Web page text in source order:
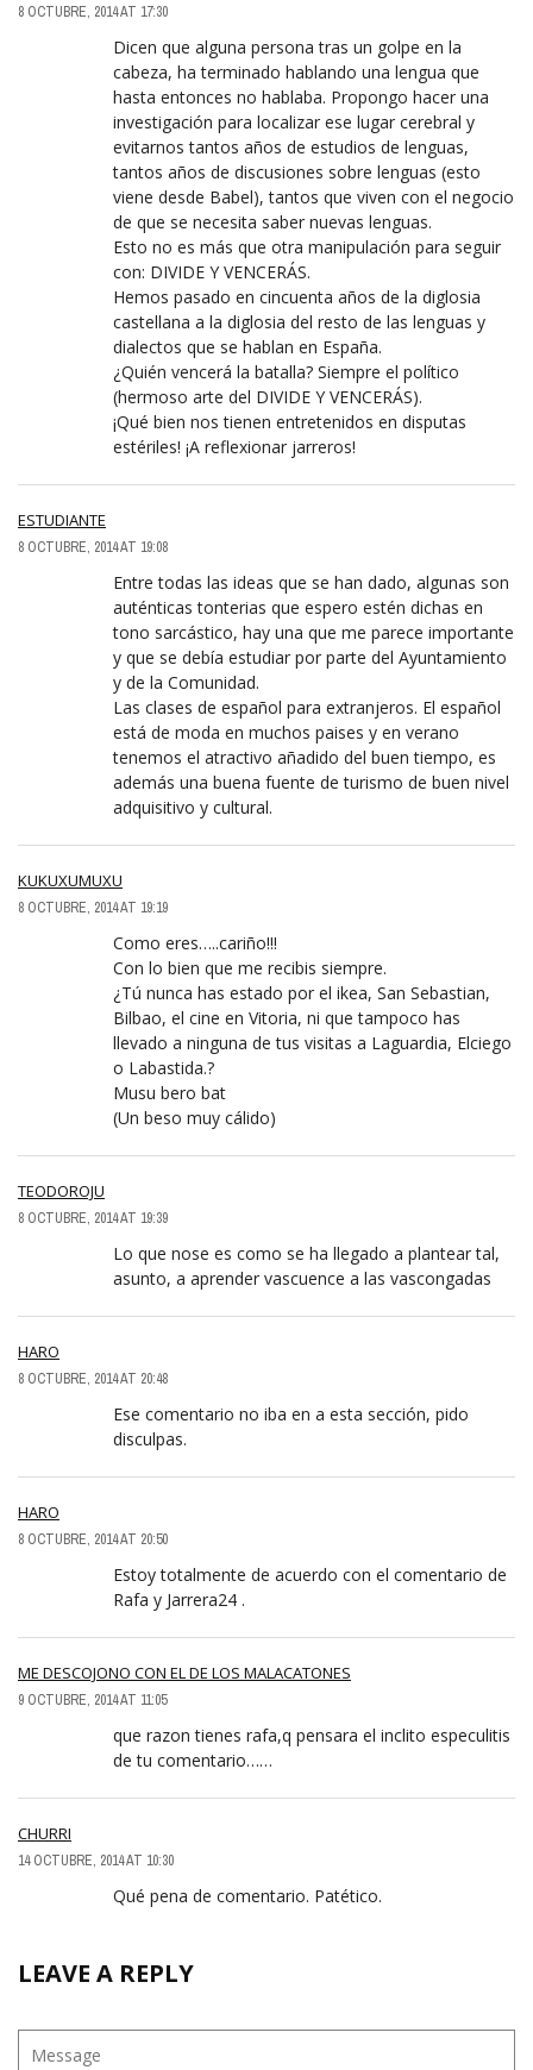
8 OCTUBRE, 2014 AT 17:30
Dicen que alguna persona tras un golpe en la
cabeza, ha terminado hablando una lengua que
hasta entonces no hablaba. Propongo hacer una
investigación para localizar ese lugar cerebral y
evitarnos tantos años de estudios de lenguas,
tantos años de discusiones sobre lenguas (esto
viene desde Babel), tantos que viven con el negocio
de que se necesita saber nuevas lenguas.
Esto no es más que otra manipulación para seguir
con: DIVIDE Y VENCERÁS.
Hemos pasado en cincuenta años de la diglosia
castellana a la diglosia del resto de las lenguas y
dialectos que se hablan en España.
¿Quién vencerá la batalla? Siempre el político
(hermoso arte del DIVIDE Y VENCERÁS).
¡Qué bien nos tienen entretenidos en disputas
estériles! ¡A reflexionar jarreros!
ESTUDIANTE
8 OCTUBRE, 2014 AT 19:08
Entre todas las ideas que se han dado, algunas son
auténticas tonterias que espero estén dichas en
tono sarcástico, hay una que me parece importante
y que se debía estudiar por parte del Ayuntamiento
y de la Comunidad.
Las clases de español para extranjeros. El español
está de moda en muchos paises y en verano
tenemos el atractivo añadido del buen tiempo, es
además una buena fuente de turismo de buen nivel
adquisitivo y cultural.
KUKUXUMUXU
8 OCTUBRE, 2014 AT 19:19
Como eres…..cariño!!!
Con lo bien que me recibis siempre.
¿Tú nunca has estado por el ikea, San Sebastian,
Bilbao, el cine en Vitoria, ni que tampoco has
llevado a ninguna de tus visitas a Laguardia, Elciego
o Labastida.?
Musu bero bat
(Un beso muy cálido)
TEODOROJU
8 OCTUBRE, 2014 AT 19:39
Lo que nose es como se ha llegado a plantear tal,
asunto, a aprender vascuence a las vascongadas
HARO
8 OCTUBRE, 2014 AT 20:48
Ese comentario no iba en a esta sección, pido
disculpas.
HARO
8 OCTUBRE, 2014 AT 20:50
Estoy totalmente de acuerdo con el comentario de
Rafa y Jarrera24 .
ME DESCOJONO CON EL DE LOS MALACATONES
9 OCTUBRE, 2014 AT 11:05
que razon tienes rafa,q pensara el inclito especulitis
de tu comentario……
CHURRI
14 OCTUBRE, 2014 AT 10:30
Qué pena de comentario. Patético.
LEAVE A REPLY